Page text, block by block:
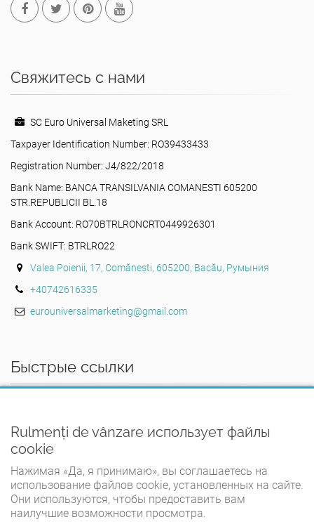
Свяжитесь с нами
SC Euro Universal Maketing SRL
Taxpayer Identification Number: RO39433433
Registration Number: J4/822/2018
Bank Name: BANCA TRANSILVANIA COMANESTI 605200
STR.REPUBLICII BL.18
Bank Account: RO70BTRLRONCRT0449926301
Bank SWIFT: BTRLRO22
Valea Poienii, 17, Comănești, 605200, Bacău, Румыния
+40742616335
eurouniversalmarketing@gmail.com
Быстрые ссылки
УСЛОВИЯ И ПОЛОЖЕНИЯ
ПОЛИТИКА КОНФИДЕНЦИАЛЬНОСТИ
ПОЛИТИКА ИСПОЛЬЗОВАНИЯ ФАЙЛОВ COOKIE
СВЯЗАТЬСЯ С НАМИ
Rulmenți de vânzare использует файлы
cookie
Нажимая «Да, я принимаю», вы соглашаетесь на
использование файлов cookie, установленных на сайте.
Они используются, чтобы предоставить вам
наилучшие возможности просмотра.